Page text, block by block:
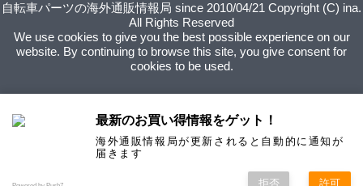
自転車パーツの海外通販情報局 since 2010/04/21 Copyright (C) ina.
All Rights Reserved
We use cookies to give you the best possible experience on our
website. By continuing to browse this site, you give consent for
cookies to be used.
最新のお買い得情報をゲット！
海外通販情報局が更新されると自動的に通知が
届きます
拒否 許可